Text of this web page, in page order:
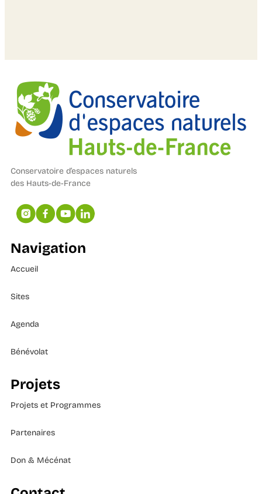
Conservatoire d’espaces naturels
des Hauts-de-France
Navigation
Accueil
Sites
Agenda
Bénévolat
Projets
Projets et Programmes
Partenaires
Don & Mécénat